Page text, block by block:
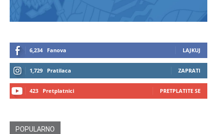
6,234 Fanova LAJKUJ
1,729 Pratilaca ZAPRATI
423 Pretplatnici PRETPLATITE SE
POPULARNO